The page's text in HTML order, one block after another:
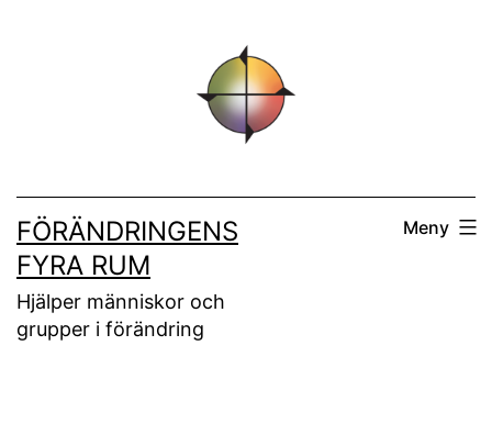
FÖRÄNDRINGENS
FYRA RUM
Hjälper människor och
grupper i förändring
Meny